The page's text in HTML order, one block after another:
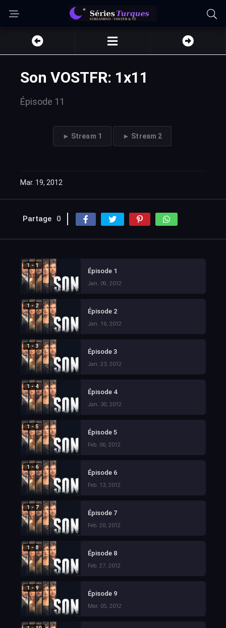
Son VOSTFR: 1x11
Épisode 11
► Stream 1 ► Stream 2
Mar. 19, 2012
Partage 0
1 - 1
Épisode 1
Jan. 09, 2012
1 - 2
Épisode 2
Jan. 16, 2012
1 - 3
Épisode 3
Jan. 23, 2012
1 - 4
Épisode 4
Jan. 30, 2012
1 - 5
Épisode 5
Feb. 06, 2012
1 - 6
Épisode 6
Feb. 13, 2012
1 - 7
Épisode 7
Feb. 20, 2012
1 - 8
Épisode 8
Feb. 27, 2012
1 - 9
Épisode 9
Mar. 05, 2012